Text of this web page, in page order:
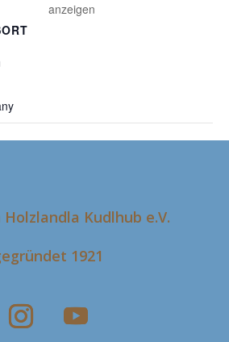
anzeigen
Holzlandla Kudlhub e.V.
1921